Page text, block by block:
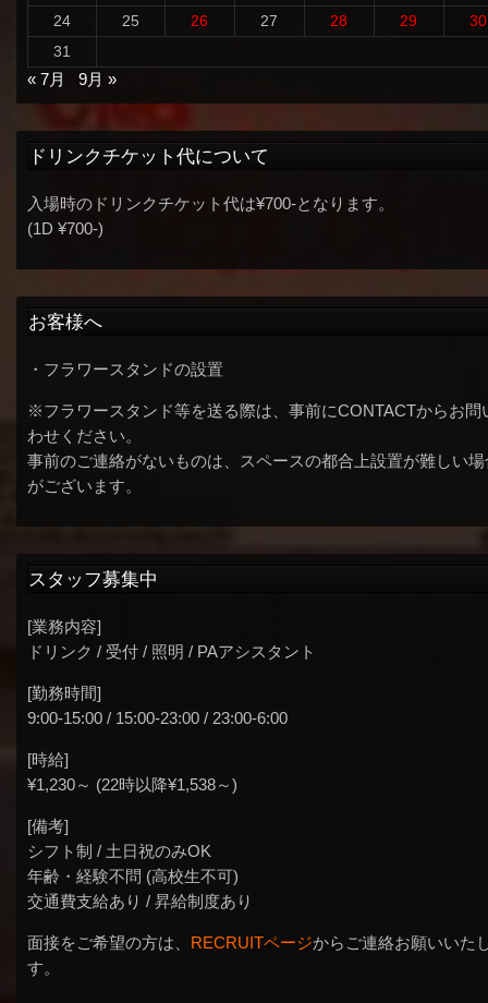
24
25 26 27 28 29
30
31
« 7月
9月 »
ドリンクチケット代について
入場時のドリンクチケット代は¥700-となります。
(1D ¥700-)
お客様へ
・フラワースタンドの設置
※フラワースタンド等を送る際は、事前にCONTACTからお問
わせください。
事前のご連絡がないものは、スペースの都合上設置が難しい場
がございます。
スタッフ募集中
[業務内容]
ドリンク / 受付 / 照明 / PAアシスタント
[勤務時間]
9:00-15:00 / 15:00-23:00 / 23:00-6:00
[時給]
¥1,230～ (22時以降¥1,538～)
[備考]
シフト制 / 土日祝のみOK
年齢・経験不問 (高校生不可)
交通費支給あり / 昇給制度あり
面接をご希望の方は、 RECRUITページからご連絡お願いいた
す。